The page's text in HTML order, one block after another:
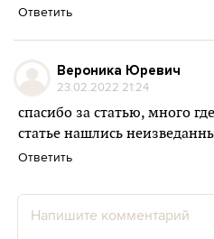
Ответить
Вероника Юревич
23.02.2022 21:24
спасибо за статью, много
статье нашлись
Ответить